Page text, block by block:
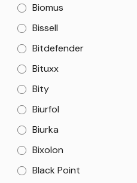
Biomus
Bissell
Bitdefender
Bituxx
Bity
Biurfol
Biurka
Bixolon
Black Point